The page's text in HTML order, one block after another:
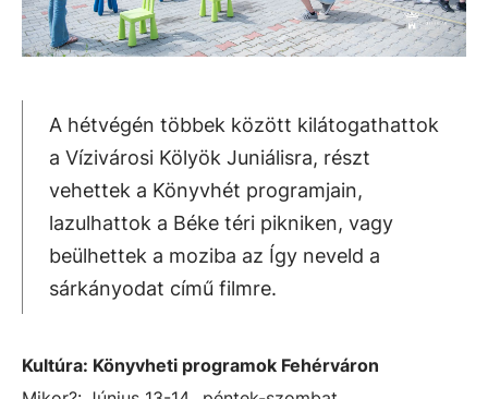
A hétvégén többek között kilátogathattok
a Vízivárosi Kölyök Juniálisra, részt
vehettek a Könyvhét programjain,
lazulhattok a Béke téri pikniken, vagy
beülhettek a moziba az Így neveld a
sárkányodat című filmre.
Kultúra: Könyvheti programok Fehérváron